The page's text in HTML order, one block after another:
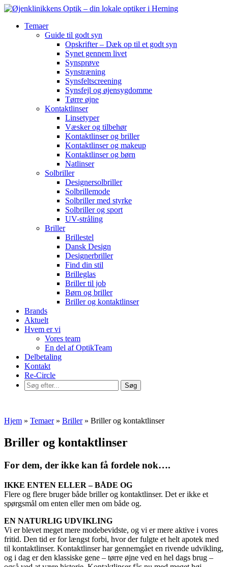
Temaer
Guide til godt syn
Opskrifter – Dæk op til et godt syn
Synet gennem livet
Synsprøve
Synstræning
Synsfeltscreening
Synsfejl og øjensygdomme
Tørre øjne
Kontaktlinser
Linsetyper
Væsker og tilbehør
Kontaktlinser og briller
Kontaktlinser og makeup
Kontaktlinser og børn
Natlinser
Solbriller
Designersolbriller
Solbrillemode
Solbriller med styrke
Solbriller og sport
UV-stråling
Briller
Brillestel
Dansk Design
Designerbriller
Find din stil
Brilleglas
Briller til job
Børn og briller
Briller og kontaktlinser
Brands
Aktuelt
Hvem er vi
Vores team
En del af OptikTeam
Delbetaling
Kontakt
Re-Circle
Hjem » Temaer» Briller» Briller og kontaktlinser
Briller og kontaktlinser
For dem, der ikke kan få fordele nok….
IKKE ENTEN ELLER – BÅDE OG
Flere og flere bruger både briller og kontaktlinser. Det er ikke et
spørgsmål om enten eller men om både og.
EN NATURLIG UDVIKLING
Vi er blevet meget mere modebevidste, og vi er mere aktive i vores
fritid. Den tid er for længst forbi, hvor der fulgte et helt apotek med
til kontaktlinser. Kontaktlinser har gennemgået en rivende udvikling,
og i dag er den klassiske gene – tørre øjne ved en hel dags brug –